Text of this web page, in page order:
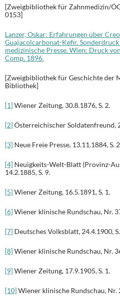
[Zweigbibliothek für Zahnmedizin/
0153]
Lanzer, Oskar: Erfahrungen über
Guajacolcarbonat-Kefir.
medizinische Presse. Wien: Druck
Comp. 1896.
[Zweigbibliothek für Geschichte der
Bibliothek]
[1]Wiener Zeitung, 30.8.1876, S. 2.
[2]Österreichischer Soldatenfreund,
[3] Neue Freie Presse, 13.11.1884, S.
[4] Neuigkeits-Welt-Blatt (Provinz-
14.2.1885, S. 9.
[5]Wiener Zeitung, 16.5.1891, S. 1.
[6]Wiener klinische Rundschau, Nr.
[7] Deutsches Volksblatt, 24.4.1900,
[8]Wiener klinische Rundschau, Nr.
[9]Wiener Zeitung, 17.9.1905, S. 1.
[10]Wiener klinische Rundschau, Nr.